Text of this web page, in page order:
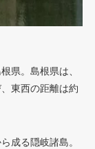
県。島根県は、
東西の距離は約
成る隠岐諸島。